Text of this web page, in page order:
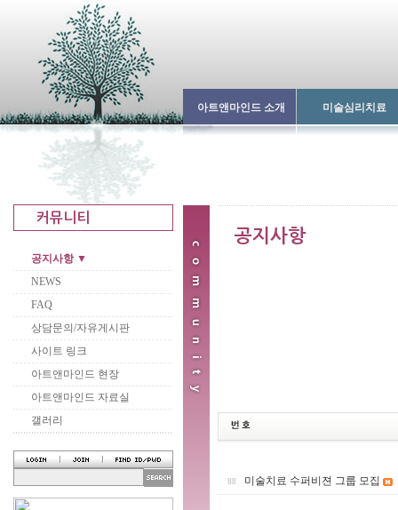
아트앤마인드 소개 미술심리치료
공지사항 ▼
NEWS
FAQ
상담문의/자유게시판
사이트 링크
아트앤마인드 현장
아트앤마인드 자료실
갤러리
88 미술치료 수퍼비젼 그룹 모집